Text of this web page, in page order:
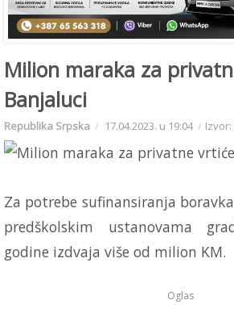
Milion maraka za
Banjaluci
Republika Srpska 17.04.2023. u 19:04
Za potrebe sufinansiranja
predškolskim ustanovama
godine izdvaja više od milion KM.
Oglas